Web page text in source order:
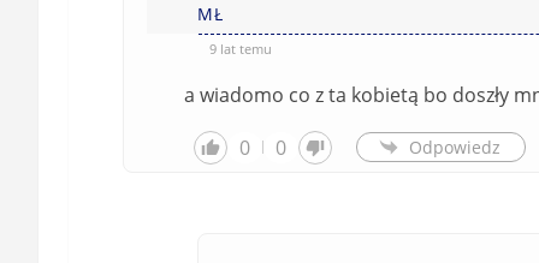
MŁ
9 lat temu
a wiadomo co z ta kobietą bo doszły
0
0 Odpowiedz